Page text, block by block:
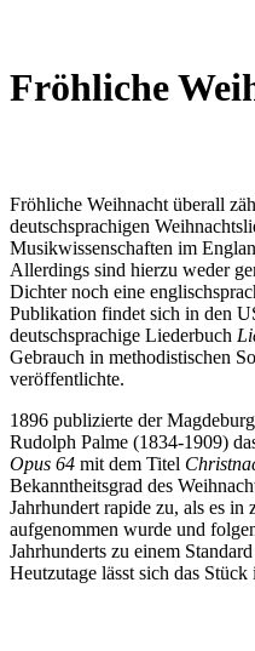
Fröhliche
Fröhliche Weihnacht überall
deutschsprachigen
Musikwissenschaften im
Allerdings sind hierzu weder
Dichter noch eine
Publikation findet sich in den
deutschsprachige Liederbuch
Gebrauch in methodistischen
veröffentlichte.
1896 publizierte der
Rudolph Palme (1834-1909)
Opus 64 mit dem Titel
Bekanntheitsgrad des
Jahrhundert rapide zu, als es in
aufgenommen wurde und
Jahrhunderts zu einem
Heutzutage lässt sich das